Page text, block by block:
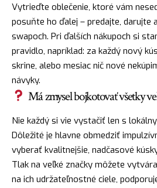
Vytrieďte oblečenie, ktoré vám
posuňte ho ďalej – predajte, darujte
swapoch. Pri ďalších nákupoch si
pravidlo, napríklad: za každý nový
skrine, alebo mesiac nič nové
návyky.
Má zmysel bojkotovať všetky
Nie každý si vie vystačiť len s
Dôležité je hlavne obmedziť
vyberať kvalitnejšie, nadčasové
Tlak na veľké značky môžete
na ich udržateľnostné ciele,